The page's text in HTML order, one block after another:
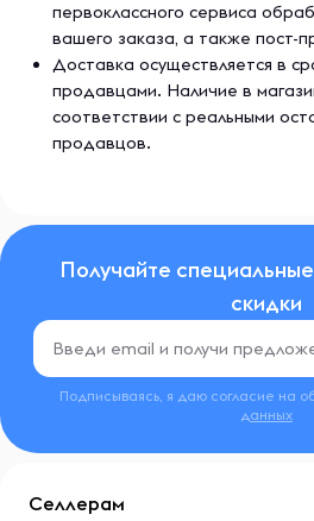
первоклассного сервиса
вашего заказа, а также
Доставка осуществляется в
продавцами. Наличие в
соответствии с реальными
продавцов.
Получайте
скидки
Подписываясь, я даю согласие на
данных
Селлерам